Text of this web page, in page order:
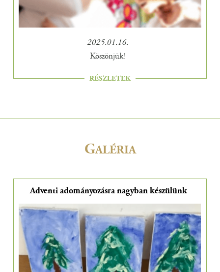
2025.01.16.
Köszönjük!
RÉSZLETEK
GALÉRIA
Adventi adományozásra nagyban készülünk